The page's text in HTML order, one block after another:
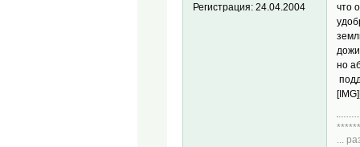
Регистрация:24.04.2004
что
но
[IMG]
...